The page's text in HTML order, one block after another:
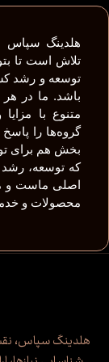
هلدینگ سپاس
تلاش است تا
توسعه و رشد
باشد. ما در
متنوع با
گروه‌ها را
بخش هم برای
که توسعه،
اصلی ماست و
محصولات و
هلدینگ سپاس،